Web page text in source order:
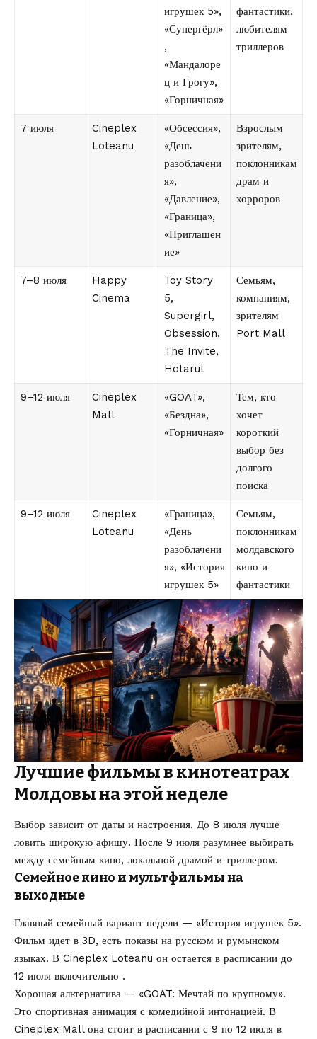
игрушек 5»,
«Супергёрл»
,
«Мандалоре
ц и Грогу»,
«Горничная»
фантастики,
любителям
триллеров
7 июля
Cineplex
Loteanu
«Обсессия»,
«День
разоблачени
я»,
«Давление»,
«Граница»,
«Приглашен
ие»
Взрослым
зрителям,
поклонникам
драм и
хорроров
7–8 июля
Happy
Cinema
Toy Story
5,
Supergirl,
Obsession,
The Invite,
Hotarul
Семьям,
компаниям,
зрителям
Port Mall
9–12 июля
Cineplex
Mall
«GOAT»,
«Бездна»,
«Горничная»
Тем, кто
хочет
короткий
выбор без
долгого
поиска
9–12 июля
Cineplex
Loteanu
«Граница»,
«День
разоблачени
я», «История
игрушек 5»
Семьям,
поклонникам
молдавского
кино и
фантастики
Лучшие фильмы в кинотеатрах
Молдовы на этой неделе
Выбор зависит от даты и настроения. До 8 июля лучше
ловить широкую афишу. После 9 июля разумнее выбирать
между семейным кино, локальной драмой и триллером.
Семейное кино и мультфильмы на
выходные
Главный семейный вариант недели — «История игрушек 5».
Фильм идет в 3D, есть показы на русском и румынском
языках. В Cineplex Loteanu он остается в расписании до
12 июля включительно .
Хорошая альтернатива — «GOAT: Мечтай по крупному».
Это спортивная анимация с комедийной интонацией. В
Cineplex Mall она стоит в расписании с 9 по 12 июля в